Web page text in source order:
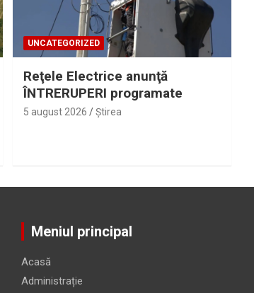
UNCATEGORIZED
Reţele Electrice anunţă
ÎNTRERUPERI programate
5 august 2026 Ştirea
Meniul principal
Acasă
Administrație